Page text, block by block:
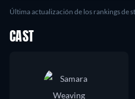
Última actualización de los rankings de
CAST